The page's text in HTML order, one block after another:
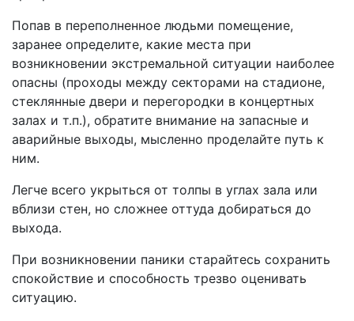
Попав в переполненное людьми помещение,
заранее определите, какие места при
возникновении экстремальной ситуации наиболее
опасны (проходы между секторами на стадионе,
стеклянные двери и перегородки в концертных
залах и т.п.), обратите внимание на запасные и
аварийные выходы, мысленно проделайте путь к
ним.
Легче всего укрыться от толпы в углах зала или
вблизи стен, но сложнее оттуда добираться до
выхода.
При возникновении паники старайтесь сохранить
спокойствие и способность трезво оценивать
ситуацию.